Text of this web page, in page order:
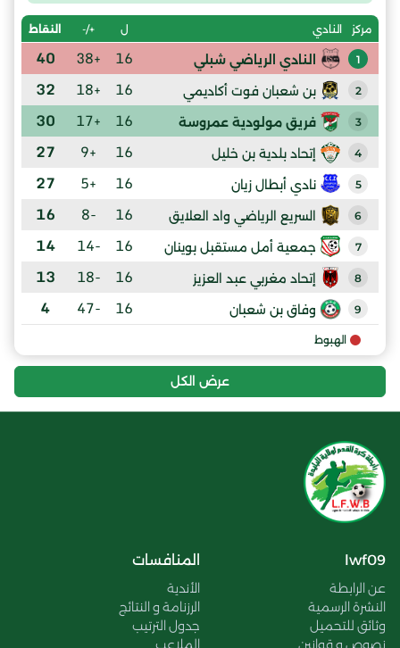
مركز النادي ل +/- النقاط
1 النادي الرياضي شبلي 16
+38
40
2 بن شعبان فوت أكاديمي 16
+18
32
3 فريق مولودية عمروسة 16
+17
30
4 إتحاد بلدية بن خليل 16
+9
27
5 نادي أبطال زيان 16
+5
27
6 السريع الرياضي واد العلايق 16
-8
16
7 جمعية أمل مستقبل بوينان 16
-14
14
8 إتحاد مغربي عبد العزيز 16
-18
13
9 وفاق بن شعبان 16
-47
4
الهبوط
عرض الكل
lwf09
عن الرابطة
النشرة الرسمية
وثائق للتحميل
نصوص و قوانين
المنافسات
الأندية
الرزنامة و النتائج
جدول الترتيب
الملاعب